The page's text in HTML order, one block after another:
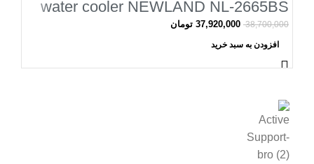
water cooler NEWLAND NL-2665BS
38,700,000
37,920,000 تومان
افزودن به سبد خرید